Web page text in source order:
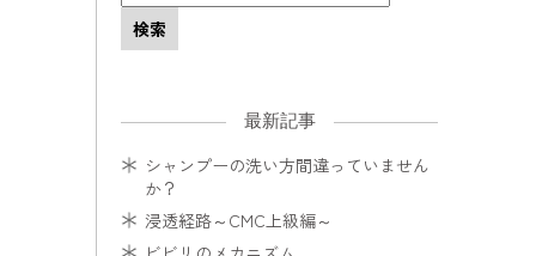
最新記事
シャンプーの洗い方間違っていません
か？
浸透経路～CMC上級編～